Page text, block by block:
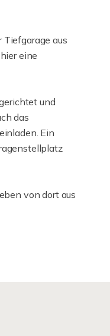
aus
eine
und
das
Ein
von dort aus